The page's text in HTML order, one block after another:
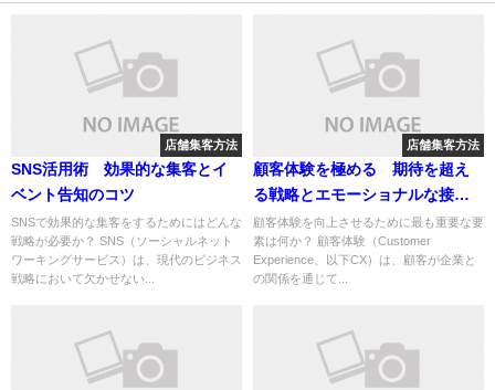
店舗集客方法
SNS活用術 効果的な集客とイ
ベント告知のコツ
SNSで効果的な集客をするためにはどんな
戦略が必要か？ SNS（ソーシャルネット
ワーキングサービス）は、現代のビジネス
戦略において欠かせない...
店舗集客方法
顧客体験を極める 期待を超え
る戦略とエモーショナルな接点
の創造
顧客体験を向上させるために最も重要な要
素は何か？ 顧客体験（Customer
Experience、以下CX）は、顧客が企業と
の関係を通じて...